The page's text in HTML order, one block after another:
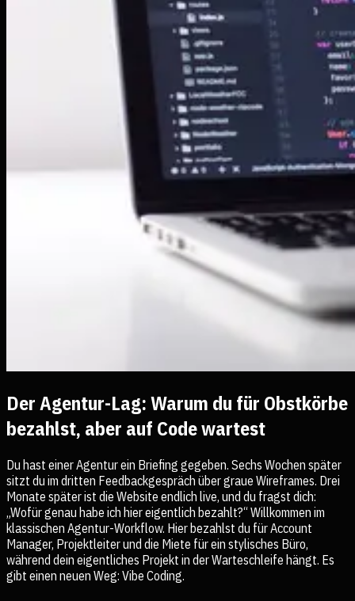
Der Agentur-Lag: Warum du für Obstkörbe
bezahlst, aber auf Code wartest
Du hast einer Agentur ein Briefing gegeben. Sechs Wochen später
sitzt du im dritten Feedbackgespräch über graue Wireframes. Drei
Monate später ist die Website endlich live, und du fragst dich:
„Wofür genau habe ich hier eigentlich bezahlt?“ Willkommen im
klassischen Agentur-Workflow. Hier bezahlst du für Account
Manager, Projektleiter und die Miete für ein stylisches Büro,
während dein eigentliches Projekt in der Warteschleife hängt. Es
gibt einen neuen Weg: Vibe Coding.